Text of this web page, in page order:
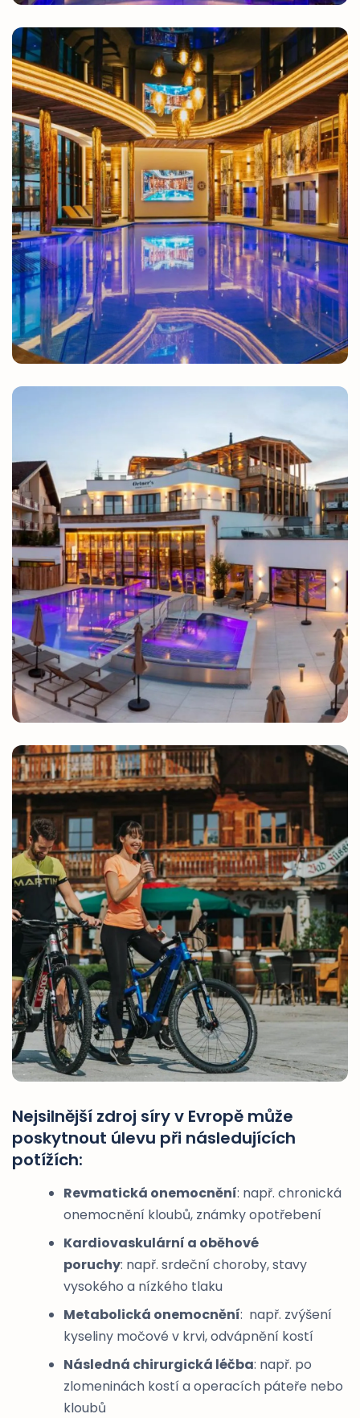
Nejsilnější zdroj síry v Evropě může
poskytnout úlevu při následujících
potížích:
Revmatická onemocnění: např. chronická
onemocnění kloubů, známky opotřebení
Kardiovaskulární a oběhové
poruchy: např. srdeční choroby, stavy
vysokého a nízkého tlaku
Metabolická onemocnění: např. zvýšení
kyseliny močové v krvi, odvápnění kostí
Následná chirurgická léčba: např. po
zlomeninách kostí a operacích páteře nebo
kloubů